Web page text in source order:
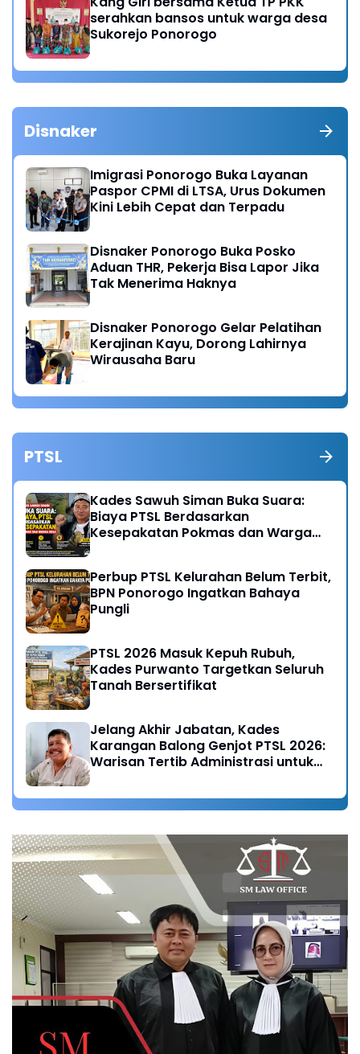
serahkan bansos untuk warga desa
Sukorejo Ponorogo
Disnaker
Imigrasi Ponorogo Buka Layanan
Paspor CPMI di LTSA, Urus Dokumen
Kini Lebih Cepat dan Terpadu
Disnaker Ponorogo Buka Posko
Aduan THR, Pekerja Bisa Lapor Jika
Tak Menerima Haknya
Disnaker Ponorogo Gelar Pelatihan
Kerajinan Kayu, Dorong Lahirnya
Wirausaha Baru
PTSL
Kades Sawuh Siman Buka Suara:
Biaya PTSL Berdasarkan
Kesepakatan Pokmas dan Warga
Perbup PTSL Kelurahan Belum Terbit,
BPN Ponorogo Ingatkan Bahaya
Pungli
PTSL 2026 Masuk Kepuh Rubuh,
Kades Purwanto Targetkan Seluruh
Tanah Bersertifikat
Jelang Akhir Jabatan, Kades
Karangan Balong Genjot PTSL 2026:
Warisan Tertib Administrasi untuk